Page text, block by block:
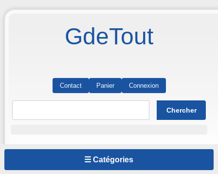
GdeTout
Contact Panier Connexion
☰ Catégories